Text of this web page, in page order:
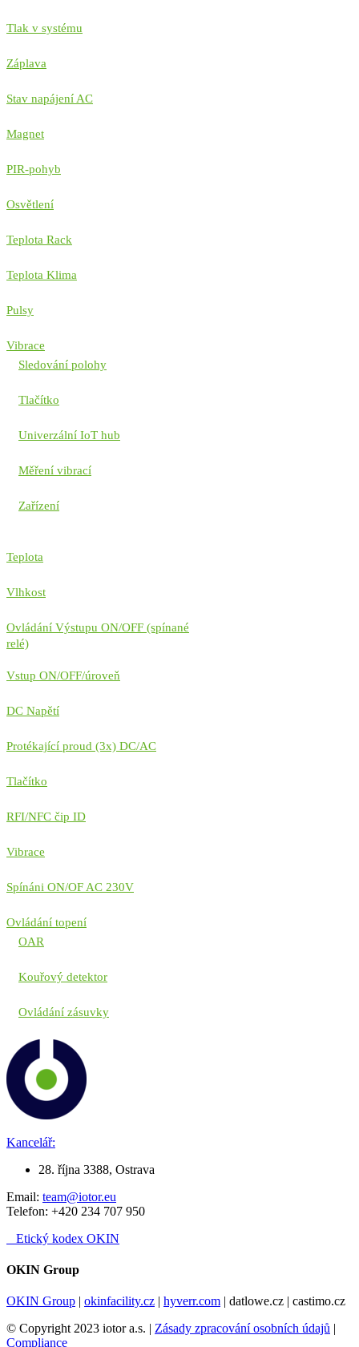
Tlak v systému
Záplava
Stav napájení AC
Magnet
PIR-pohyb
Osvětlení
Teplota Rack
Teplota Klima
Pulsy
Vibrace
Sledování polohy
Tlačítko
Univerzální IoT hub
Měření vibrací
Zařízení
Teplota
Vlhkost
Ovládání Výstupu ON/OFF (spínané
relé)
Vstup ON/OFF/úroveň
DC Napětí
Protékající proud (3x) DC/AC
Tlačítko
RFI/NFC čip ID
Vibrace
Spínáni ON/OF AC 230V
Ovládání topení
OAR
Kouřový detektor
Ovládání zásuvky
Kancelář:
28. října 3388, Ostrava
Email: team@iotor.eu
Telefon: +420 234 707 950
Etický kodex OKIN
OKIN Group
OKIN Group | okinfacility.cz | hyverr.com | datlowe.cz | castimo.cz
© Copyright 2023 iotor a.s. | Zásady zpracování osobních údajů |
Compliance